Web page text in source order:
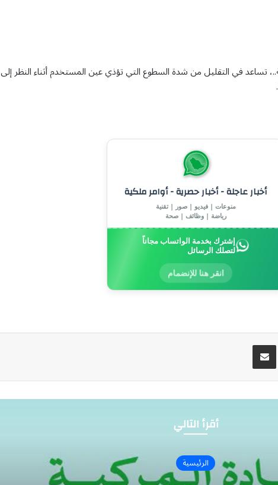
تساعد في التقليل من شدة السطوع التي تؤذي عين المستخدم أثناء النظر إلى
أخبار عاجلة - أخبار حصرية - أوامر ملكية
منوعات | فيديو | صور | تقنية
رياضة | وظائف | صحة
إشترك بخدمة الواتساب مجاناً
لتصلك الرسائل
انقر هنا للإنضمام
مشاركة عبر البريد
أقرأ التالي
الرئيسية